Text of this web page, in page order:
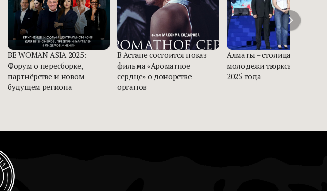
BE WOMAN ASIA 2025:
Форум о пересборке,
партнёрстве и новом
будущем региона
В Астане состоится показ
фильма «Ароматное
сердце» о донорстве
органов
Алматы – столица
молодежи тюркского мира
2025 года